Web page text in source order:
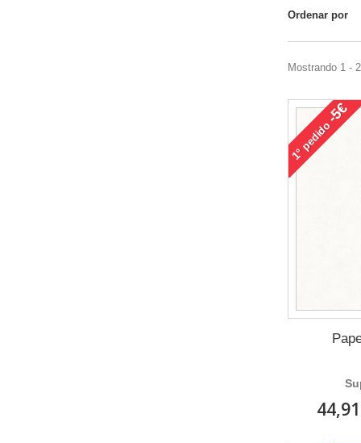
Ordenar por
Mostrando 1 -
1°
pedido
-5€